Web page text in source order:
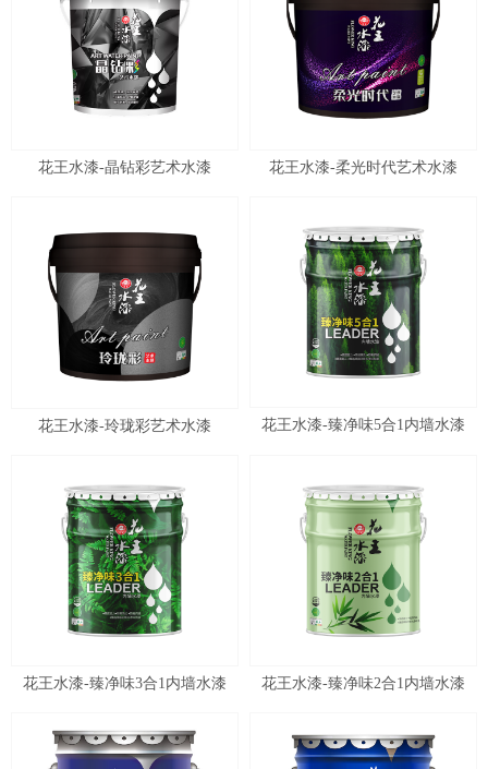
花王水漆-晶钻彩艺术水漆 花王水漆-柔光时代艺术水漆
花王水漆-玲珑彩艺术水漆 花王水漆-臻净味5合1内墙水漆
花王水漆-臻净味3合1内墙水漆 花王水漆-臻净味2合1内墙水漆